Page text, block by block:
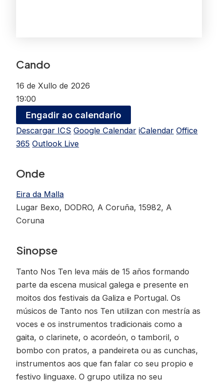
Cando
16 de Xullo de 2026
19:00
Engadir ao calendario
Descargar ICS Google Calendar iCalendar Office
365 Outlook Live
Onde
Eira da Malla
Lugar Bexo, DODRO, A Coruña, 15982, A
Coruna
Sinopse
Tanto Nos Ten leva máis de 15 años formando
parte da escena musical galega e presente en
moitos dos festivais da Galiza e Portugal. Os
músicos de Tanto nos Ten utilizan con mestría as
voces e os instrumentos tradicionais como a
gaita, o clarinete, o acordeón, o tamboril, o
bombo con pratos, a pandeireta ou as cunchas,
instrumentos aos que fan falar co seu propio e
festivo linguaxe. O grupo utiliza no seu